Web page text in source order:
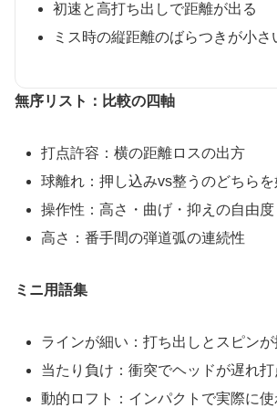
初速と高打ち出しで距離が出る
ミス時の縦距離のばらつきが小さ
無序リスト：比較の四軸
打点許容：横の距離ロスの出方
球離れ：押し込みvs整うのどちら
操作性：高さ・曲げ・抑えの自由度
高さ：番手間の弾道弧の連続性
ミニ用語集
ラインが細い：打ち出しとスピン
当たり負け：衝突でヘッドが遅れ
動的ロフト：インパクトで実際に使